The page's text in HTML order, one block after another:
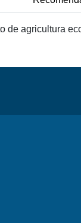
de agricultura